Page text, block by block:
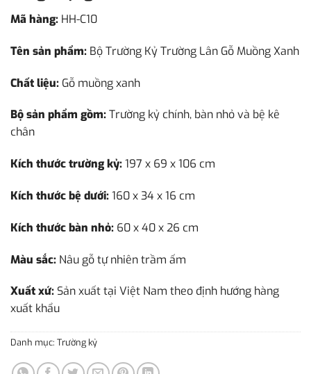
Mã hàng: HH-C10
Tên sản phẩm: Bộ Trường Kỷ Trường Lân Gỗ Muồng Xanh
Chất liệu: Gỗ muồng xanh
Bộ sản phẩm gồm:Trường kỷ chính, bàn nhỏ và bệ kê
chân
Kích thước trường kỷ:197 x 69 x 106 cm
Kích thước bệ dưới:160 x 34 x 16 cm
Kích thước bàn nhỏ: 60 x 40 x 26 cm
Màu sắc: Nâu gỗ tự nhiên trầm ấm
Xuất xứ: Sản xuất tại Việt Nam theo định hướng hàng
xuất khẩu
Danh mục: Trường kỷ